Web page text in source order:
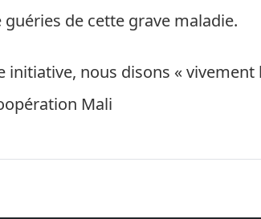
guéries de cette grave maladie.
initiative, nous disons « vivement
Mali